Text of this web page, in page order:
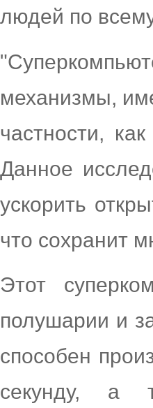
людей по
механизмы,
частности,
Данное
ускорить
что сохранит
Этот
полушарии и
способен
секунду, а